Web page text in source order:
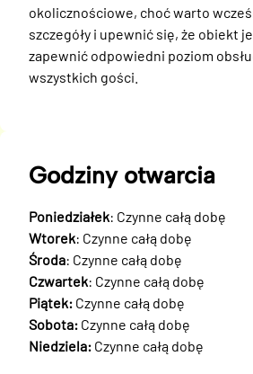
okolicznościowe, choć warto
szczegóły i upewnić się, że obiekt
zapewnić odpowiedni poziom
wszystkich gości.
Godziny otwarcia
Poniedziałek: Czynne całą dobę
Wtorek: Czynne całą dobę
Środa: Czynne całą dobę
Czwartek: Czynne całą dobę
Piątek: Czynne całą dobę
Sobota: Czynne całą dobę
Niedziela: Czynne całą dobę